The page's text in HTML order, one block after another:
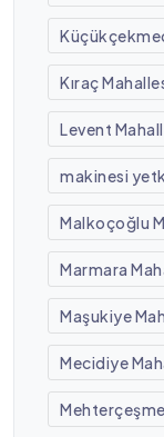
Kıraç
Levent
makinesi
Malkoçoğlu
Marmara
Maşukiye
Mecidiye